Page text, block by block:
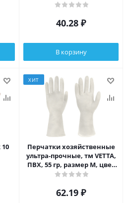
40.28 ₽
В корзину
ХИТ
Перчатки хозяйственные
ультра-прочные, тм VETTA,
ПВХ, 55 гр, размер M, цвет
белый, поливинилхлорид
62.19 ₽